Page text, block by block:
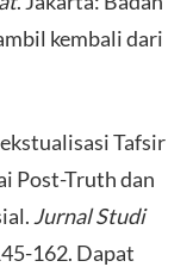
kembali dari
Tafsir
Post-Truth dan
Jurnal Studi
162. Dapat